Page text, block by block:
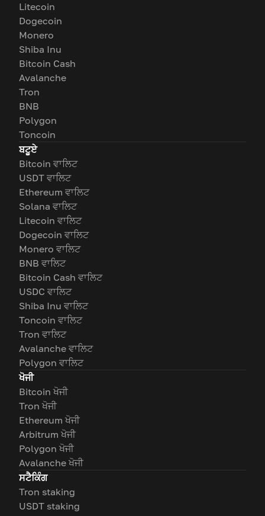
Litecoin
Dogecoin
Monero
Shiba Inu
Bitcoin Cash
Avalanche
Tron
BNB
Polygon
Toncoin
ਬਟੂਏ
Bitcoin ਵਾਲਿਟ
USDT ਵਾਲਿਟ
Ethereum ਵਾਲਿਟ
Solana ਵਾਲਿਟ
Litecoin ਵਾਲਿਟ
Dogecoin ਵਾਲਿਟ
Monero ਵਾਲਿਟ
BNB ਵਾਲਿਟ
Bitcoin Cash ਵਾਲਿਟ
USDC ਵਾਲਿਟ
Shiba Inu ਵਾਲਿਟ
Toncoin ਵਾਲਿਟ
Tron ਵਾਲਿਟ
Avalanche ਵਾਲਿਟ
Polygon ਵਾਲਿਟ
ਖੋਜੀ
Bitcoin ਖੋਜੀ
Tron ਖੋਜੀ
Ethereum ਖੋਜੀ
Arbitrum ਖੋਜੀ
Polygon ਖੋਜੀ
Avalanche ਖੋਜੀ
ਸਟੈਕਿੰਗ
Tron staking
USDT staking